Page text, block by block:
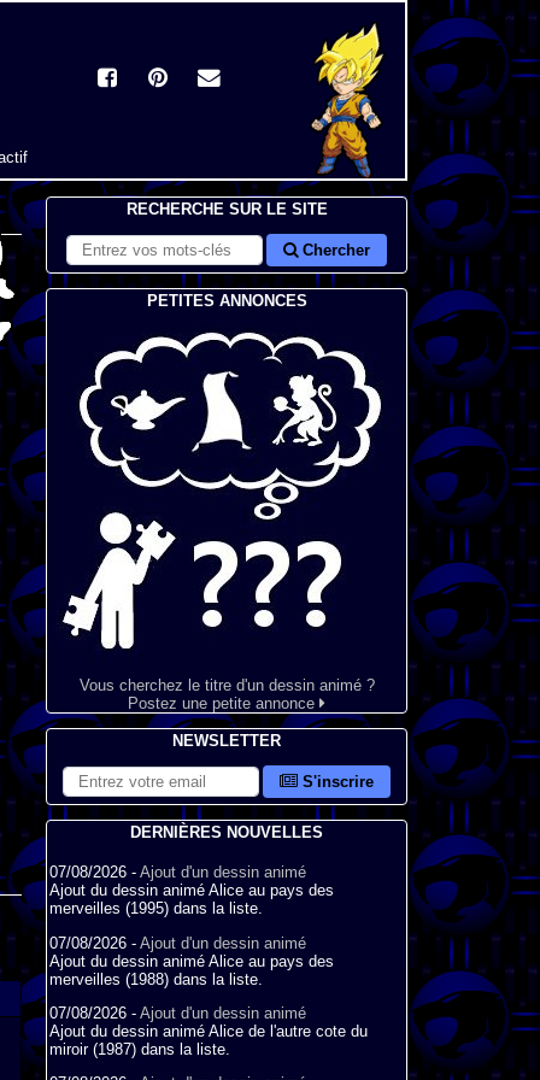
RECHERCHE SUR LE SITE
Chercher
PETITES ANNONCES
Vous cherchez le titre d'un dessin animé ?
Postez une petite annonce
NEWSLETTER
S'inscrire
DERNIÈRES NOUVELLES
07/08/2026 - Ajout d'un dessin animé
Ajout du dessin animé Alice au pays des
merveilles (1995) dans la liste.
07/08/2026 - Ajout d'un dessin animé
Ajout du dessin animé Alice au pays des
merveilles (1988) dans la liste.
07/08/2026 - Ajout d'un dessin animé
Ajout du dessin animé Alice de l'autre cote du
miroir (1987) dans la liste.